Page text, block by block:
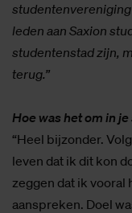
leden aan Saxion
studentenstad zijn,
terug.”
Hoe was het om in
“Heel bijzonder.
leven dat ik dit kon
zeggen dat ik vooral
aanspreken. Doel